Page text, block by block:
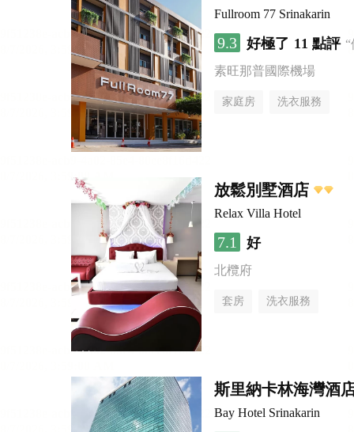
Fullroom 77 Srinakarin
9.3 好極了 11 點評
素旺那普國際機場
家庭房 洗衣服務
放鬆別墅酒店
Relax Villa Hotel
7.1 好
北欖府
套房 洗衣服務
斯里納卡林海灣酒
Bay Hotel Srinakarin